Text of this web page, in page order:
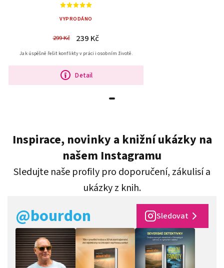
VYPRODÁNO
299 Kč 239 Kč
Detail
Jak úspěšně řešit konflikty v práci i osobním životě.
Inspirace, novinky a knižní ukázky na
našem Instagramu
Sledujte naše profily pro doporučení, zákulisí a
ukázky z knih.
@bourdon Sledovat